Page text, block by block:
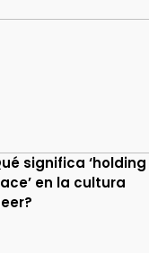
significa ‘holding
en la cultura